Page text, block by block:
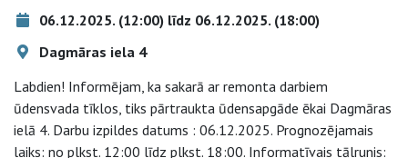
06.12.2025. (12:00) līdz 06.12.2025. (18:00)
Dagmāras iela 4
Labdien! Informējam, ka sakarā ar remonta darbiem
ūdensvada tīklos, tiks pārtraukta ūdensapgāde ēkai Dagmāras
ielā 4. Darbu izpildes datums : 06.12.2025. Prognozējamais
laiks: no plkst. 12:00 līdz plkst. 18:00. Informatīvais tālrunis: